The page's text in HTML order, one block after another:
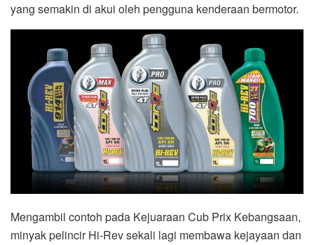
yang semakin di akui oleh pengguna kenderaan bermotor.
Mengambil contoh pada Kejuaraan Cub Prix Kebangsaan,
minyak pelincir Hi-Rev sekali lagi membawa kejayaan dan